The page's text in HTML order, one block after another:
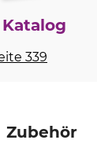
339
Zubehör